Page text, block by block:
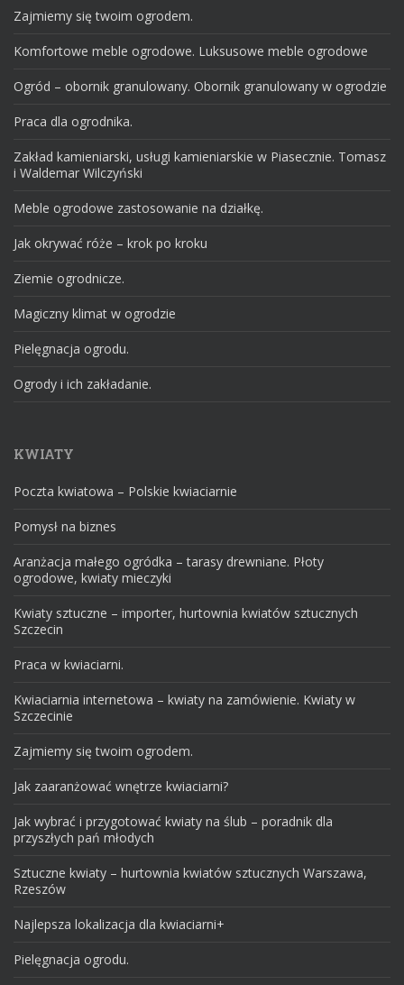
Zajmiemy się twoim ogrodem.
Komfortowe meble ogrodowe. Luksusowe meble ogrodowe
Ogród – obornik granulowany. Obornik granulowany w ogrodzie
Praca dla ogrodnika.
Zakład kamieniarski, usługi kamieniarskie w Piasecznie. Tomasz
i Waldemar Wilczyński
Meble ogrodowe zastosowanie na działkę.
Jak okrywać róże – krok po kroku
Ziemie ogrodnicze.
Magiczny klimat w ogrodzie
Pielęgnacja ogrodu.
Ogrody i ich zakładanie.
KWIATY
Poczta kwiatowa – Polskie kwiaciarnie
Pomysł na biznes
Aranżacja małego ogródka – tarasy drewniane. Płoty
ogrodowe, kwiaty mieczyki
Kwiaty sztuczne – importer, hurtownia kwiatów sztucznych
Szczecin
Praca w kwiaciarni.
Kwiaciarnia internetowa – kwiaty na zamówienie. Kwiaty w
Szczecinie
Zajmiemy się twoim ogrodem.
Jak zaaranżować wnętrze kwiaciarni?
Jak wybrać i przygotować kwiaty na ślub – poradnik dla
przyszłych pań młodych
Sztuczne kwiaty – hurtownia kwiatów sztucznych Warszawa,
Rzeszów
Najlepsza lokalizacja dla kwiaciarni+
Pielęgnacja ogrodu.